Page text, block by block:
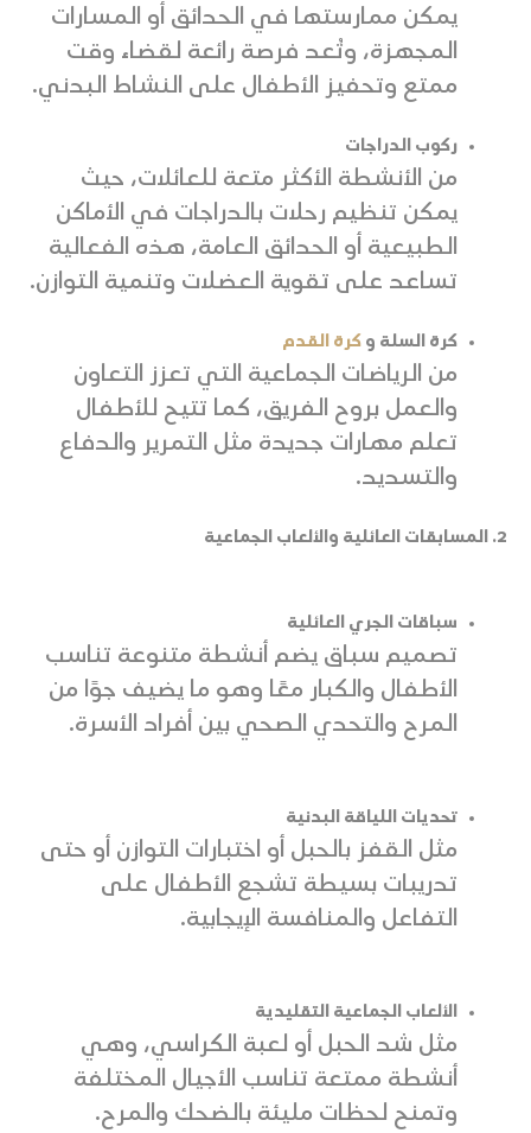
يمكن ممارستها في الحدائق أو المسارات
المجهزة، وتُعد فرصة رائعة لقضاء وقت
ممتع وتحفيز الأطفال على النشاط البدني.
ركوب الدراجات
من الأنشطة الأكثر متعة للعائلات، حيث
يمكن تنظيم رحلات بالدراجات في الأماكن
الطبيعية أو الحدائق العامة، هذه الفعالية
تساعد على تقوية العضلات وتنمية التوازن.
كرة السلة و كرة القدم
من الرياضات الجماعية التي تعزز التعاون
والعمل بروح الفريق، كما تتيح للأطفال
تعلم مهارات جديدة مثل التمرير والدفاع
والتسديد.
2. المسابقات العائلية والألعاب الجماعية
سباقات الجري العائلية
تصميم سباق يضم أنشطة متنوعة تناسب
الأطفال والكبار معًا وهو ما يضيف جوًا من
المرح والتحدي الصحي بين أفراد الأسرة.
تحديات اللياقة البدنية
مثل القفز بالحبل أو اختبارات التوازن أو حتى
تدريبات بسيطة تشجع الأطفال على
التفاعل والمنافسة الإيجابية.
الألعاب الجماعية التقليدية
مثل شد الحبل أو لعبة الكراسي، وهي
أنشطة ممتعة تناسب الأجيال المختلفة
وتمنح لحظات مليئة بالضحك والمرح.